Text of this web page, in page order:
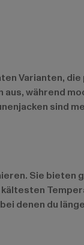
Varianten,
aus, während
sind
Sie bieten
kältesten
denen du